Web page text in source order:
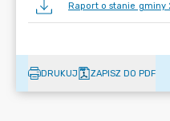
Raport o stanie gminy
DRUKUJ ZAPISZ DO PDF